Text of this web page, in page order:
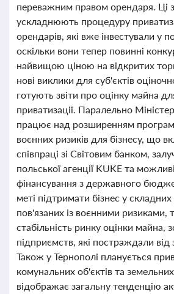
переважним правом орендаря. Ці
ускладнюють процедуру
орендарів, які вже інвестували у
оскільки вони тепер повинні
найвищою ціною на відкритих
нові виклики для суб'єктів
готують звіти про оцінку майна
приватизації. Паралельно
працює над розширенням
воєнних ризиків для бізнесу, що
співпраці зі Світовим банком,
польської агенції KUKE та
фінансування з державного
меті підтримати бізнес у
пов'язаних із воєнними ризиками,
стабільність ринку оцінки майна,
підприємств, які постраждали від
Також у Тернополі планується
комунальних об'єктів та
відображає загальну тенденцію